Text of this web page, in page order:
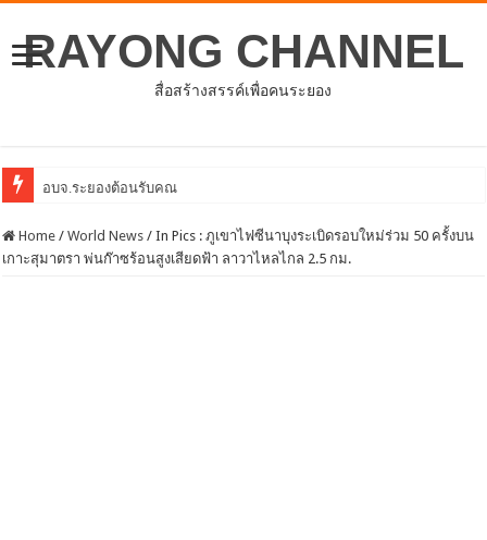
RAYONG CHANNEL
สื่อสร้างสรรค์เพื่อคนระยอง
อบจ.ระยองต้อนรับคณะจากตัวแทนศูนย์ธุรกิจจีน – อาเซ
Home / World News / In Pics : ภูเขาไฟซีนาบุงระเบิดรอบใหม่ร่วม 50 ครั้งบน
เกาะสุมาตรา พ่นก๊าซร้อนสูงเสียดฟ้า ลาวาไหลไกล 2.5 กม.